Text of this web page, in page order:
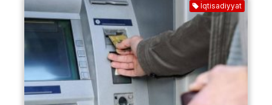
İqtisadiyyat